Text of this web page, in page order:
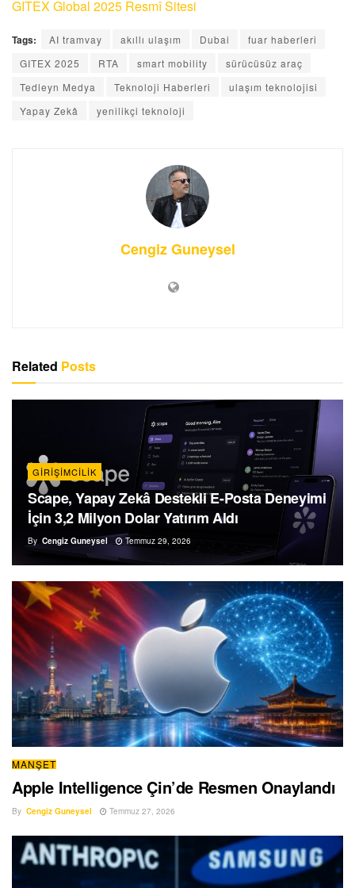
GITEX Global 2025 Resmî Sitesi
Tags: AI tramvay akıllı ulaşım Dubai
fuar haberleri
GITEX 2025
RTA smart mobility
sürücüsüz araç
Tedleyn Medya
Teknoloji Haberleri
ulaşım teknolojisi
Yapay Zekâ
yenilikçi teknoloji
Cengiz Guneysel
Related Posts
GIRIŞIMCILIK
Scape, Yapay Zekâ Destekli E-Posta Deneyimi
İçin 3,2 Milyon Dolar Yatırım Aldı
By Cengiz Guneysel Temmuz 29, 2026
MANŞET
Apple Intelligence Çin’de Resmen Onaylandı
By Cengiz Guneysel Temmuz 27, 2026